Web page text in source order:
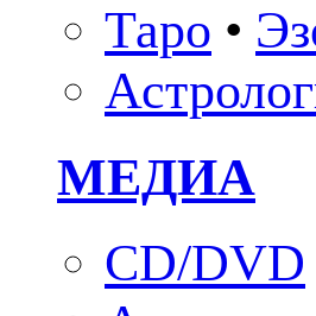
Таро •
МЕДИА
CD/DVD